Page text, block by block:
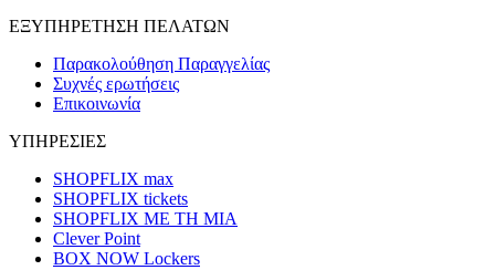
ΕΞΥΠΗΡΕΤΗΣΗ ΠΕΛΑΤΩΝ
Παρακολούθηση Παραγγελίας
Συχνές ερωτήσεις
Επικοινωνία
ΥΠΗΡΕΣΙΕΣ
SHOPFLIX max
SHOPFLIX tickets
SHOPFLIX ΜΕ ΤΗ ΜΙΑ
Clever Point
BOX NOW Lockers